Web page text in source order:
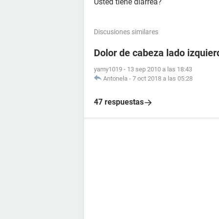
Discusiones similares
Dolor de cabeza lado
yamy1019 - 13 sep 2010 a las 18:43
Antonela - 7 oct 2018 a las 05:28
47 respuestas